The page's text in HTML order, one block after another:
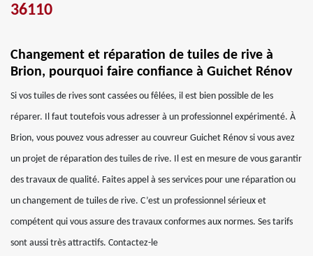
36110
Changement et réparation de tuiles de rive à
Brion, pourquoi faire confiance à Guichet Rénov
Si vos tuiles de rives sont cassées ou fêlées, il est bien possible de les
réparer. Il faut toutefois vous adresser à un professionnel expérimenté. À
Brion, vous pouvez vous adresser au couvreur Guichet Rénov si vous avez
un projet de réparation des tuiles de rive. Il est en mesure de vous garantir
des travaux de qualité. Faites appel à ses services pour une réparation ou
un changement de tuiles de rive. C’est un professionnel sérieux et
compétent qui vous assure des travaux conformes aux normes. Ses tarifs
sont aussi très attractifs. Contactez-le